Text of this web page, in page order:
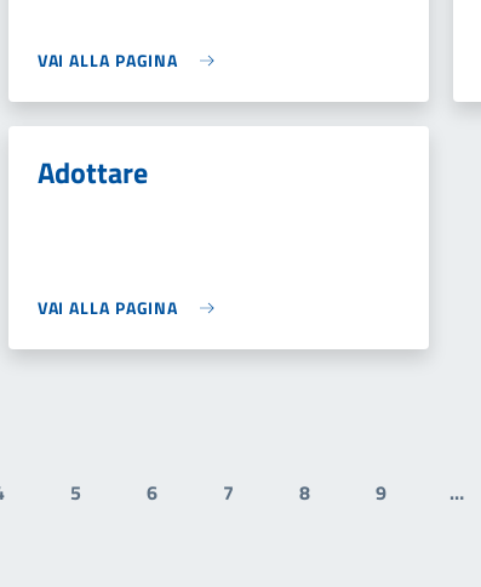
VAI ALLA PAGINA
Adottare
VAI ALLA PAGINA
Pagina
5
Pagina
6
Pagina
7
Pagina
8
Pagina
9 …